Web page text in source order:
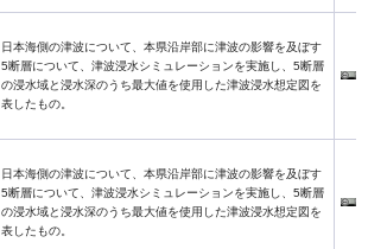
日本海側の津波について、本県沿岸部に津波の影響を及ぼす
5断層について、津波浸水シミュレーションを実施し、5断層
の浸水域と浸水深のうち最大値を使用した津波浸水想定図を
表したもの。
日本海側の津波について、本県沿岸部に津波の影響を及ぼす
5断層について、津波浸水シミュレーションを実施し、5断層
の浸水域と浸水深のうち最大値を使用した津波浸水想定図を
表したもの。